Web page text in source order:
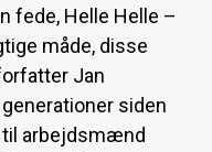
fede, Helle Helle –
måde, disse
Jan
siden
til arbejdsmænd